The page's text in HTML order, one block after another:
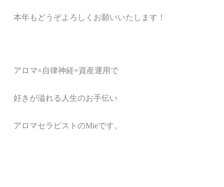
本年もどうぞよろしくお願いいたします！
アロマ×自律神経×資産運用で
好きが溢れる人生のお手伝い
アロマセラピストのMieです。